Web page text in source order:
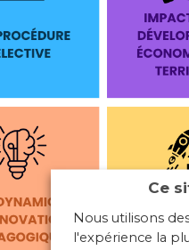
Ce
Nous utilisons
l'expérience la